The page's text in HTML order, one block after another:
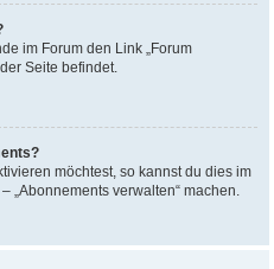
im Forum den Link „Forum
Seite befindet.
möchtest, so kannst du dies im
„Abonnements verwalten“ machen.